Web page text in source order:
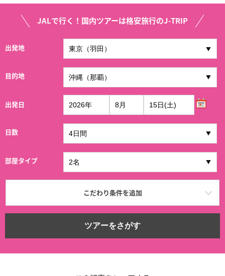
JALで行く！国内ツアーは格安旅行のJ-TRIP
出発地
目的地
出発日
日数
部屋タイプ
こだわり条件を追加
ツアーをさがす